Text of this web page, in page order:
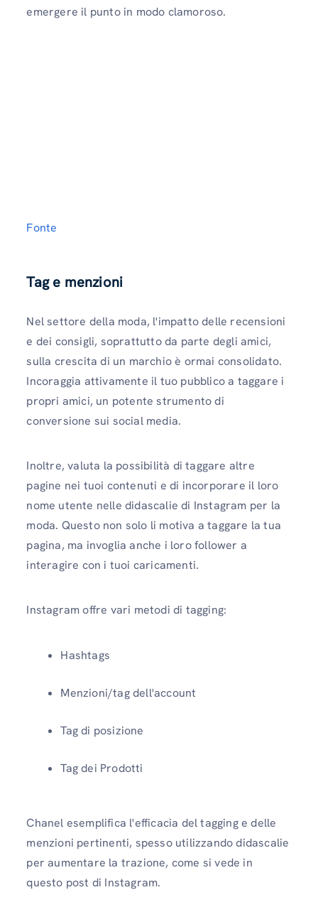
emergere il punto in modo clamoroso.
Fonte
Tag e menzioni
Nel settore della moda, l'impatto delle recensioni
e dei consigli, soprattutto da parte degli amici,
sulla crescita di un marchio è ormai consolidato.
Incoraggia attivamente il tuo pubblico a taggare i
propri amici, un potente strumento di
conversione sui social media.
Inoltre, valuta la possibilità di taggare altre
pagine nei tuoi contenuti e di incorporare il loro
nome utente nelle didascalie di Instagram per la
moda. Questo non solo li motiva a taggare la tua
pagina, ma invoglia anche i loro follower a
interagire con i tuoi caricamenti.
Instagram offre vari metodi di tagging:
Hashtags
Menzioni/tag dell'account
Tag di posizione
Tag dei Prodotti
Chanel esemplifica l'efficacia del tagging e delle
menzioni pertinenti, spesso utilizzando didascalie
per aumentare la trazione, come si vede in
questo post di Instagram.